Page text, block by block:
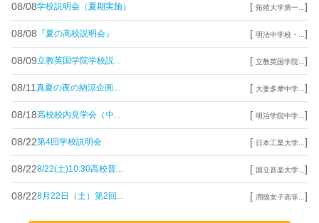
08/08学校説明会（夏期実施） [ 拓殖大学第一... ]
08/08 『夏の高校説明会』 [ 明法中学校・... ]
08/09立教英国学院学校説... [ 立教英国学院... ]
08/11 真夏の夜の納涼企画... [ 大妻多摩中学... ]
08/18高校校内見学会（中... [ 明治学院中学... ]
08/22第4回学校説明会 [ 日本工業大学... ]
08/228/22(土)10:30高校普... [ 国立音楽大学... ]
08/228月22日（土）第2回... [ 潤徳女子高等... ]